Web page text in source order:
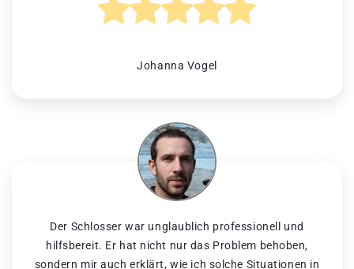
Johanna Vogel
Der Schlosser war unglaublich professionell und
hilfsbereit. Er hat nicht nur das Problem behoben,
sondern mir auch erklärt, wie ich solche Situationen in